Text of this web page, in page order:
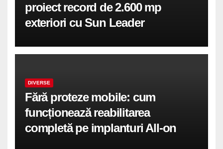
proiect record de 2.600 mp
exteriori cu Sun Leader
DIVERSE
Fără proteze mobile: cum
funcționează reabilitarea
completă pe implanturi All-on